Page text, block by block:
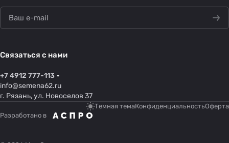
Связаться с нами
+7 4912 777-113
info@semena62.ru
г. Рязань, ул. Новоселов 37
Темная темаКонфиденциальностьОферта
Разработано в